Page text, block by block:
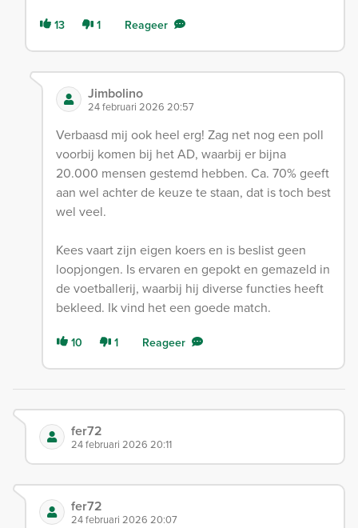
13 1 Reageer
Jimbolino
24 februari 2026 20:57
Verbaasd mij ook heel erg! Zag net nog een poll
voorbij komen bij het AD, waarbij er bijna
20.000 mensen gestemd hebben. Ca. 70% geeft
aan wel achter de keuze te staan, dat is toch best
wel veel.
Kees vaart zijn eigen koers en is beslist geen
loopjongen. Is ervaren en gepokt en gemazeld in
de voetballerij, waarbij hij diverse functies heeft
bekleed. Ik vind het een goede match.
10 1 Reageer
fer72
24 februari 2026 20:11
fer72
24 februari 2026 20:07